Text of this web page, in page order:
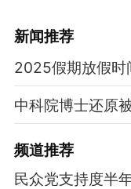
新闻推荐
频道推荐
民众党支持度半